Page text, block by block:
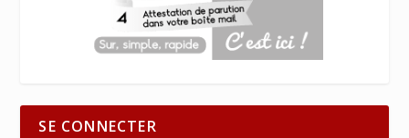
SE CONNECTER